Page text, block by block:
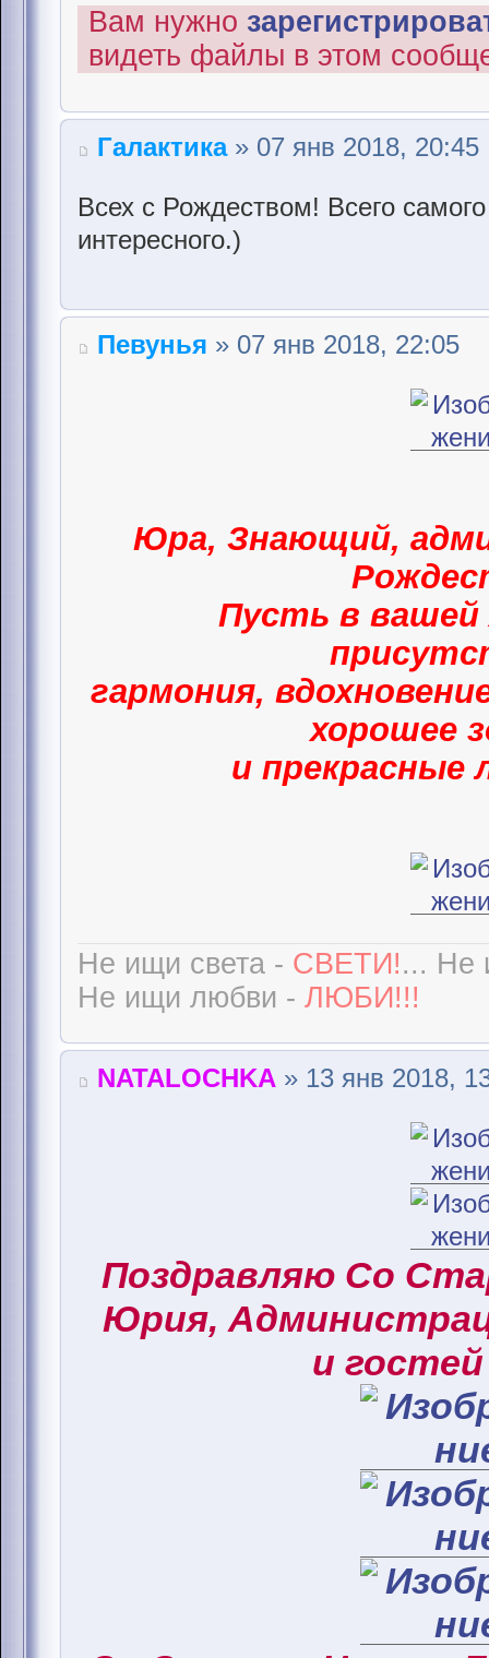
Вам нужно
видеть файлы в этом
Галактика» 07 янв 2018, 20:45
Всех с Рождеством! Всего
интересного.)
Певунья » 07 янв 2018, 22:05
Юра, Знающий,
Пусть в вашей
гармония,
хорошее
и прекрасные
Не ищи света - СВЕТИ!... Не
Не ищи любви - ЛЮБИ!!!
NATALOCHKA » 13 янв 2018,
Поздравляю Со
Юрия,
и